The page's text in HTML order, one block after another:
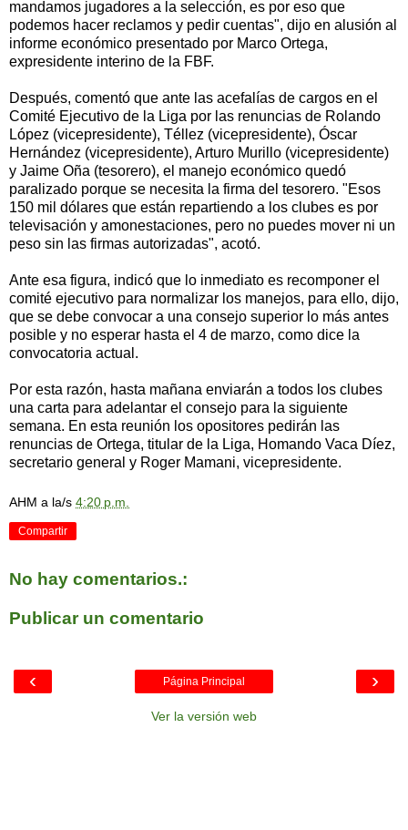
mandamos jugadores a la selección, es por eso que
podemos hacer reclamos y pedir cuentas", dijo en alusión al
informe económico presentado por Marco Ortega,
expresidente interino de la FBF.
Después, comentó que ante las acefalías de cargos en el
Comité Ejecutivo de la Liga por las renuncias de Rolando
López (vicepresidente), Téllez (vicepresidente), Óscar
Hernández (vicepresidente), Arturo Murillo (vicepresidente)
y Jaime Oña (tesorero), el manejo económico quedó
paralizado porque se necesita la firma del tesorero. "Esos
150 mil dólares que están repartiendo a los clubes es por
televisación y amonestaciones, pero no puedes mover ni un
peso sin las firmas autorizadas", acotó.
Ante esa figura, indicó que lo inmediato es recomponer el
comité ejecutivo para normalizar los manejos, para ello, dijo,
que se debe convocar a una consejo superior lo más antes
posible y no esperar hasta el 4 de marzo, como dice la
convocatoria actual.
Por esta razón, hasta mañana enviarán a todos los clubes
una carta para adelantar el consejo para la siguiente
semana. En esta reunión los opositores pedirán las
renuncias de Ortega, titular de la Liga, Homando Vaca Díez,
secretario general y Roger Mamani, vicepresidente.
AHM a la/s 4:20 p.m.
Compartir
No hay comentarios.:
Publicar un comentario
‹ ›
Página Principal
Ver la versión web